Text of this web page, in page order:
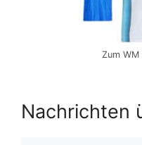
Zum
Nachrichten